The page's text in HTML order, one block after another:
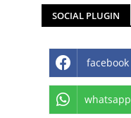
SOCIAL PLUGIN
facebook
whatsapp